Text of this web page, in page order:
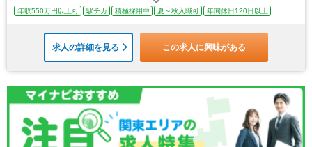
年収550万円以上可 駅チカ 積極採用中 夏～秋入職可 年間休日120日以上
求人の詳細を見る この求人に興味がある